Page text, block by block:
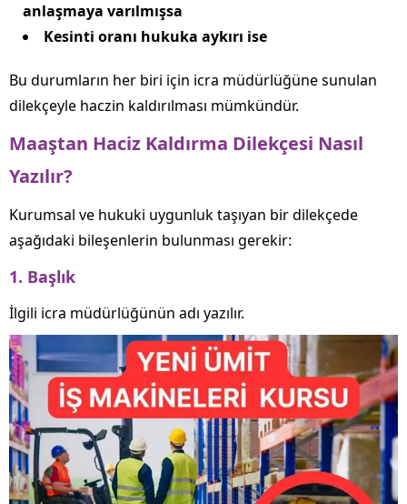
anlaşmaya varılmışsa
Kesinti oranı hukuka aykırı ise
Bu durumların her biri için icra müdürlüğüne sunulan
dilekçeyle haczin kaldırılması mümkündür.
Maaştan Haciz Kaldırma Dilekçesi Nasıl
Yazılır?
Kurumsal ve hukuki uygunluk taşıyan bir dilekçede
aşağıdaki bileşenlerin bulunması gerekir:
1. Başlık
İlgili icra müdürlüğünün adı yazılır.